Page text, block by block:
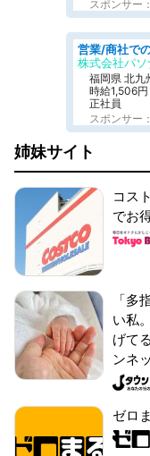
スポンサー
株式会社パソ
福岡県 北九
時給1,506円
正社員
スポンサー
姉妹サイト
コス
でお
「多
い私
げて
ンネ
ゼロ